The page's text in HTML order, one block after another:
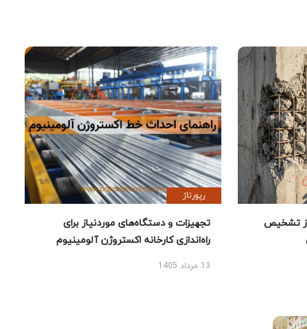
تشخیص
رپورتاژ
تجهیزات و دستگاه‌های موردنیاز برای
راه‌اندازی کارخانه اکستروژن آلومینیوم
13 مرداد 1405